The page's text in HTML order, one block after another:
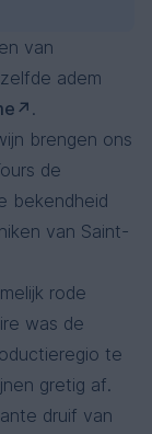
van
adem
.
brengen ons
de
bekendheid
van Saint-
rode
was de
te
gretig af.
druif van